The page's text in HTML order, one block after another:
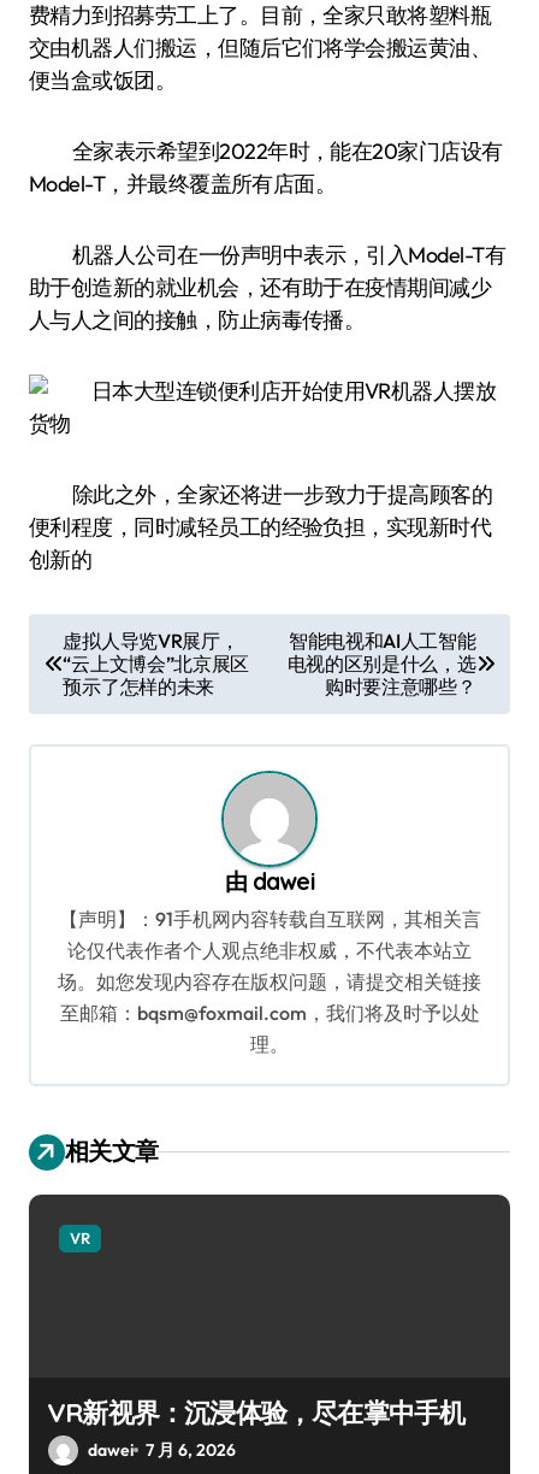
费精力到招募劳工上了。目前，全家只敢将塑料瓶
交由机器人们搬运，但随后它们将学会搬运黄油、
便当盒或饭团。
全家表示希望到2022年时，能在20家门店设有
Model-T，并最终覆盖所有店面。
机器人公司在一份声明中表示，引入Model-T有
助于创造新的就业机会，还有助于在疫情期间减少
人与人之间的接触，防止病毒传播。
除此之外，全家还将进一步致力于提高顾客的
便利程度，同时减轻员工的经验负担，实现新时代
创新的
章
导
航
虚拟人导览VR展厅，
“云上文博会”北京展区
预示了怎样的未来
智能电视和AI人工智能
电视的区别是什么，选
购时要注意哪些？
由 dawei
【声明】：91手机网内容转载自互联网，其相关言
论仅代表作者个人观点绝非权威，不代表本站立
场。如您发现内容存在版权问题，请提交相关链接
至邮箱：bqsm@foxmail.com，我们将及时予以处
理。
相关文章
VR
VR新视界：沉浸体验，尽在掌中手机
dawei 7 月 6, 2026